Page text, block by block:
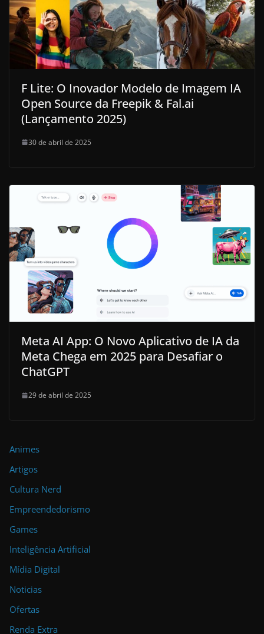
F Lite: O Inovador Modelo de Imagem IA
Open Source da Freepik & Fal.ai
(Lançamento 2025)
30 de abril de 2025
Meta AI App: O Novo Aplicativo de IA da
Meta Chega em 2025 para Desafiar o
ChatGPT
29 de abril de 2025
Animes
Artigos
Cultura Nerd
Empreendedorismo
Games
Inteligência Artificial
Mídia Digital
Noticias
Ofertas
Renda Extra